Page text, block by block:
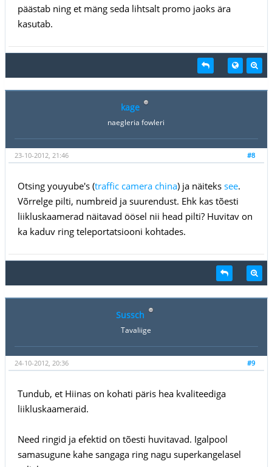
päästab ning et mäng seda lihtsalt promo jaoks ära
kasutab.
kage
naegleria fowleri
#8
23-10-2012, 21:46
Otsing youyube's (traffic camera china) ja näiteks see.
Võrrelge pilti, numbreid ja suurendust. Ehk kas tõesti
liikluskaamerad näitavad öösel nii head pilti? Huvitav on
ka kaduv ring teleportatsiooni kohtades.
Sussch
Tavaliige
#9
24-10-2012, 20:36
Tundub, et Hiinas on kohati päris hea kvaliteediga
liikluskaameraid.
Need ringid ja efektid on tõesti huvitavad. Igalpool
samasugune kahe sangaga ring nagu superkangelasel